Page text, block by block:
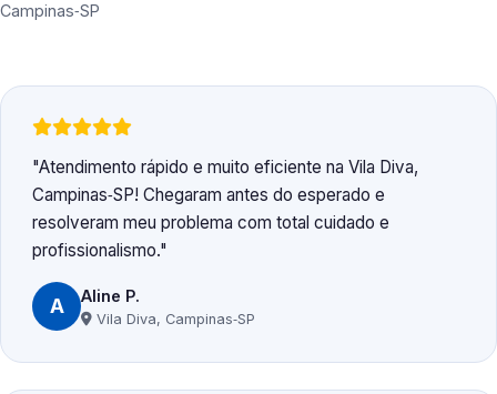
Campinas‑SP
Atendimento rápido e muito eficiente na Vila Diva,
Campinas‑SP! Chegaram antes do esperado e
resolveram meu problema com total cuidado e
profissionalismo.
A Aline P.
Vila Diva, Campinas‑SP